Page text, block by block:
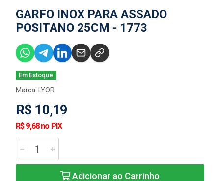
GARFO INOX PARA ASSADO
POSITANO 25CM - 1773
Em Estoque
Marca: LYOR
R$ 10,19
R$ 9,68 no PIX
Adicionar ao Carrinho